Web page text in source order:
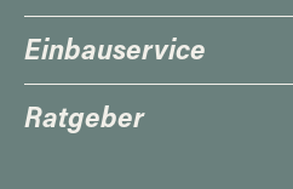
Einbauservice
Ratgeber